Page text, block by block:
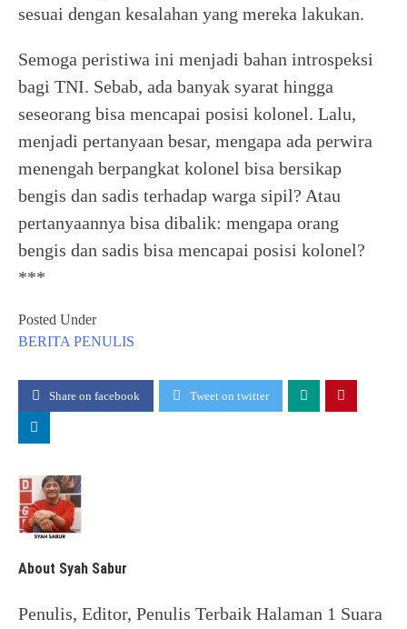
sesuai dengan kesalahan yang mereka lakukan.
Semoga peristiwa ini menjadi bahan introspeksi
bagi TNI. Sebab, ada banyak syarat hingga
seseorang bisa mencapai posisi kolonel. Lalu,
menjadi pertanyaan besar, mengapa ada perwira
menengah berpangkat kolonel bisa bersikap
bengis dan sadis terhadap warga sipil? Atau
pertanyaannya bisa dibalik: mengapa orang
bengis dan sadis bisa mencapai posisi kolonel?
***
Posted Under
BERITA PENULIS
Share on facebook Tweet on twitter
About Syah Sabur
Penulis, Editor, Penulis Terbaik Halaman 1 Suara